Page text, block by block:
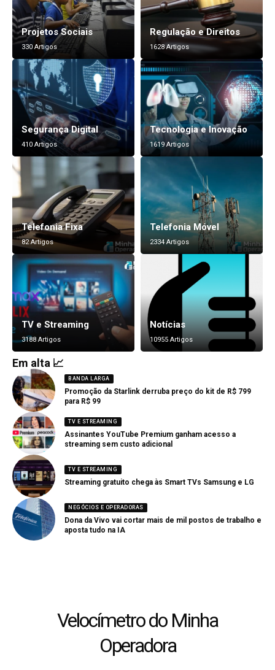
Projetos Sociais
330 Artigos
Regulação e Direitos
1628 Artigos
Segurança Digital
410 Artigos
Tecnologia e Inovação
1619 Artigos
Telefonia Fixa
82 Artigos
Telefonia Móvel
2334 Artigos
TV e Streaming
3188 Artigos
Notícias
10955 Artigos
Em alta 📈
BANDA LARGA
Promoção da Starlink derruba preço do kit de R$ 799
para R$ 99
TV E STREAMING
Assinantes YouTube Premium ganham acesso a
streaming sem custo adicional
TV E STREAMING
Streaming gratuito chega às Smart TVs Samsung e LG
NEGÓCIOS E OPERADORAS
Dona da Vivo vai cortar mais de mil postos de trabalho e
aposta tudo na IA
Velocímetro do Minha
Operadora